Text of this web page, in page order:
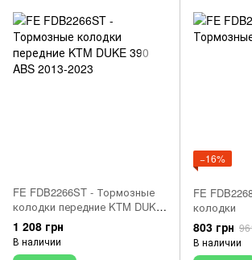
FE FDB2266ST - Тормозные
колодки передние KTM DUKE
390 ABS 2013-2023
1 208 грн
В наличии
−16%
FE
колодки
803 грн
В наличии